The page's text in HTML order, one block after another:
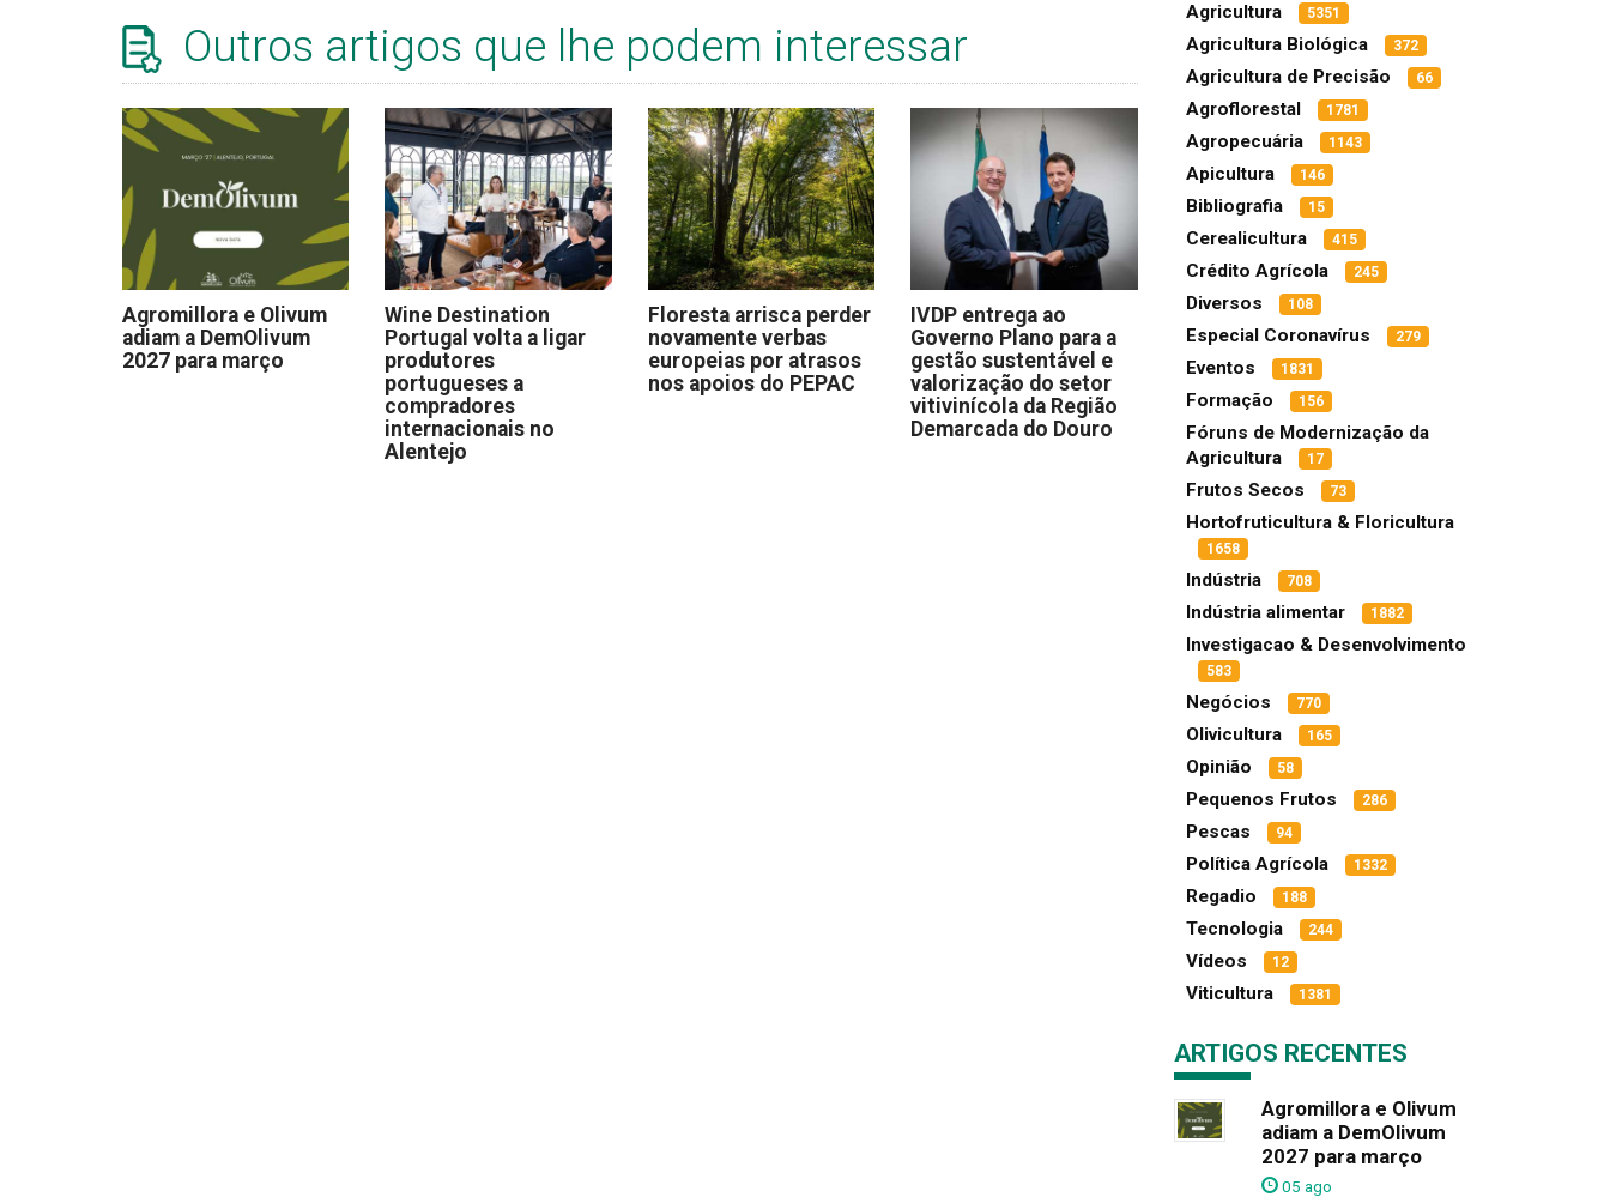
Outros artigos que lhe podem interessar
Agromillora e Olivum
adiam a DemOlivum
2027 para março
Wine Destination
Portugal volta a ligar
produtores
portugueses a
compradores
internacionais no
Alentejo
Floresta arrisca perder
novamente verbas
europeias por atrasos
nos apoios do PEPAC
IVDP entrega ao
Governo Plano para a
gestão sustentável e
valorização do setor
vitivinícola da Região
Demarcada do Douro
Agricultura 5351
Agricultura Biológica 372
Agricultura de Precisão 66
Agroflorestal 1781
Agropecuária 1143
Apicultura 146
Bibliografia 15
Cerealicultura 415
Crédito Agrícola 245
Diversos 108
Especial Coronavírus 279
Eventos 1831
Formação 156
Fóruns de Modernização da
Agricultura
17
Frutos Secos 73
Hortofruticultura & Floricultura
1658
Indústria 708
Indústria alimentar 1882
Investigacao & Desenvolvimento
583
Negócios 770
Olivicultura 165
Opinião 58
Pequenos Frutos 286
Pescas 94
Política Agrícola 1332
Regadio 188
Tecnologia 244
Vídeos 12
Viticultura 1381
ARTIGOS RECENTES
Agromillora e Olivum
adiam a DemOlivum
2027 para março
05 ago